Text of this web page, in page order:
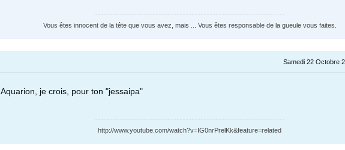
Vous êtes innocent de la tête que vous avez, mais ... Vous êtes responsable de la gueule vous faites.
Samedi 22 Octobre
Aquarion, je crois, pour ton "jessaipa"
http://www.youtube.com/watch?v=IG0nrPrelKk&feature=related